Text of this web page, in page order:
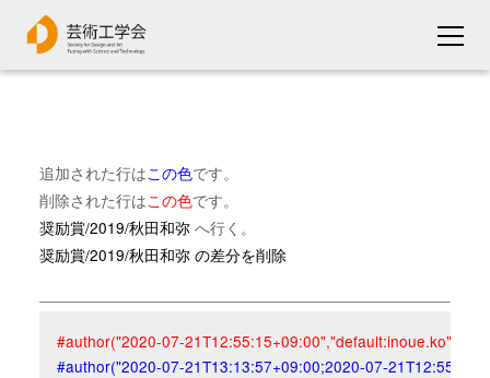
追加された行はこの色です。
削除された行はこの色です。
奨励賞/2019/秋田和弥へ行く。
奨励賞/2019/秋田和弥 の差分を削除
#author("2020-07-
#author("2020-07-21T13:13:57+09:00;2020-07-